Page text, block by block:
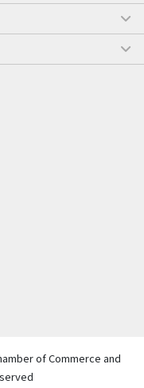
of Commerce and